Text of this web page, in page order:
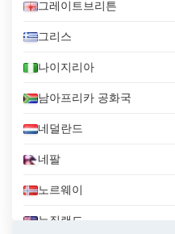
그레이트브리튼
그리스
나이지리아
남아프리카 공화국
네덜란드
네팔
노르웨이
뉴질랜드